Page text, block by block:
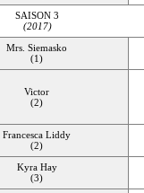
SAISON 3
(2017)
Mrs. Siemasko
(1)
Victor
(2)
Francesca Liddy
(2)
Kyra Hay
(3)